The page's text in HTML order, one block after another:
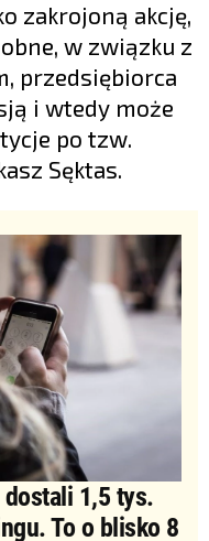
zakrojoną akcję,
w związku z
przedsiębiorca
i wtedy może
po tzw.
Sęktas.
dostali 1,5 tys.
To o blisko 8